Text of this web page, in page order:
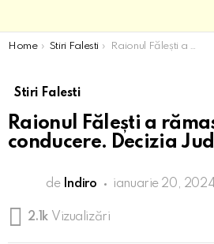
You are here:
Home Stiri Falesti Raionul Fălești a rămas fără conducere. Decizia Judecătoriei Bălți
Stiri Falesti
Raionul Fălești a
conducere. Decizia
de Indiro ianuarie 20,
2.1k Vizualizări